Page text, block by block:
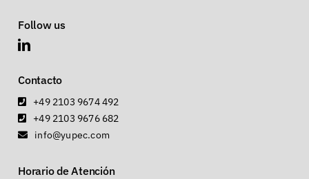
Follow us
Contacto
+49 2103 9674 492
+49 2103 9676 682
info@yupec.com
Horario de Atención